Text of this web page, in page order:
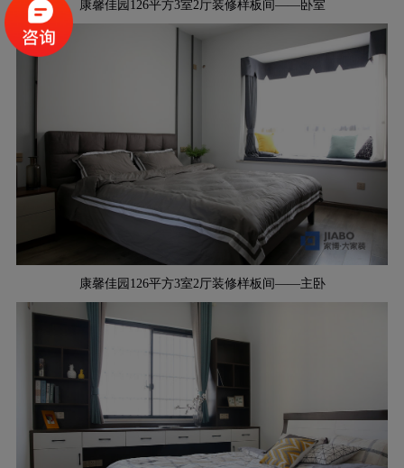
康馨佳园126平方3室2厅装修样板间——卧室
康馨佳园126平方3室2厅装修样板间——主卧